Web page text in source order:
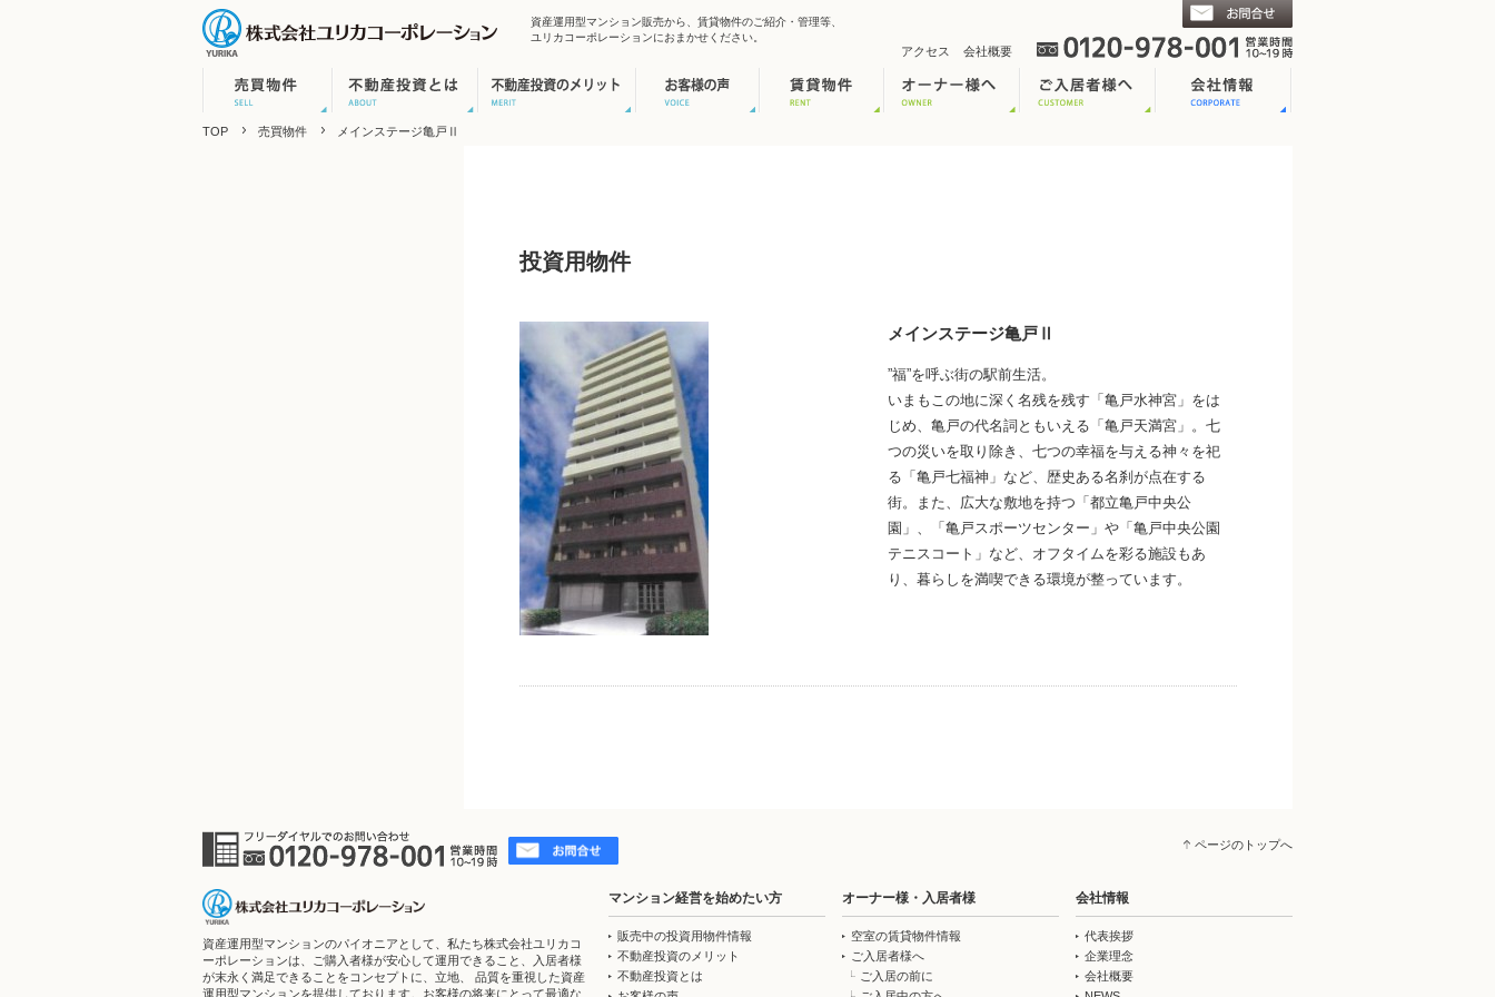
資産運用型マンション販売から、賃貸物件のご紹介・管理等、
ユリカコーポレーションにおまかせください。
アクセス 会社概要
TOP 売買物件 メインステージ亀戸Ⅱ
投資用物件
メインステージ亀戸Ⅱ
”福”を呼ぶ街の駅前生活。
いまもこの地に深く名残を残す「亀戸水神宮」をは
じめ、亀戸の代名詞ともいえる「亀戸天満宮」。七
つの災いを取り除き、七つの幸福を与える神々を祀
る「亀戸七福神」など、歴史ある名刹が点在する
街。また、広大な敷地を持つ「都立亀戸中央公
園」、「亀戸スポーツセンター」や「亀戸中央公園
テニスコート」など、オフタイムを彩る施設もあ
り、暮らしを満喫できる環境が整っています。
ページのトップへ
資産運用型マンションのパイオニアとして、私たち株式会社ユリカコ
ーポレーションは、ご購入者様が安心して運用できること、入居者様
が末永く満足できることをコンセプトに、立地、 品質を重視した資産
運用型マンションを提供しております。お客様の将来にとって最適な
マンション経営を始めたい方
販売中の投資用物件情報
不動産投資のメリット
不動産投資とは
オーナー様・入居者様
空室の賃貸物件情報
ご入居者様へ
ご入居の前に
会社情報
代表挨拶
企業理念
会社概要